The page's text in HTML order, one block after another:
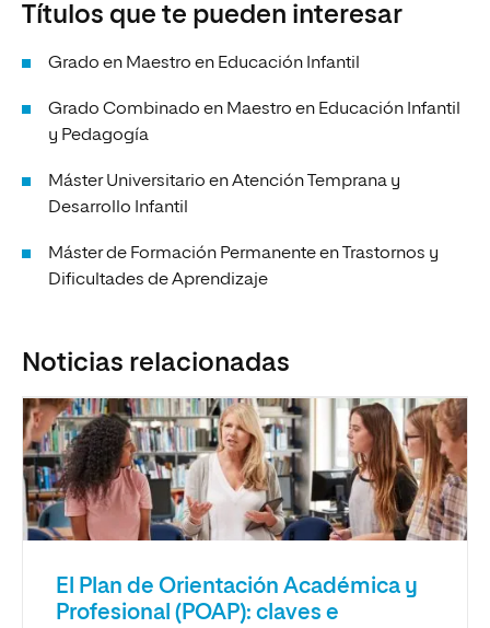
Títulos que te pueden interesar
Grado en Maestro en Educación Infantil
Grado Combinado en Maestro en Educación Infantil
y Pedagogía
Máster Universitario en Atención Temprana y
Desarrollo Infantil
Máster de Formación Permanente en Trastornos y
Dificultades de Aprendizaje
Noticias relacionadas
El Plan de Orientación Académica y
Profesional (POAP): claves e